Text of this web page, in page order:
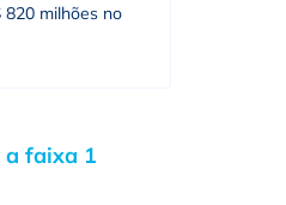
820 milhões no
a faixa 1